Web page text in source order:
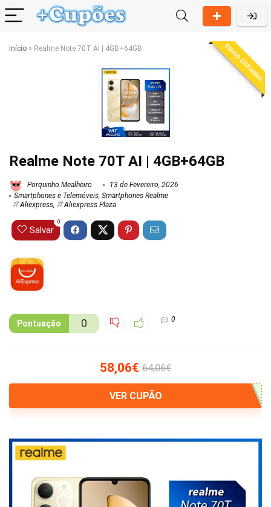
Início » Realme Note 70T AI | 4GB+64GB ENVIO ESPANHA
Realme Note 70T AI | 4GB+64GB
Porquinho Mealheiro
13 de Fevereiro, 2026
Smartphones e Telemóveis, Smartphones Realme
Aliexpress, Aliexpress Plaza
Salvar
0
Pontuação 0 0
58,06€ 64,06€
VER CUPÃO